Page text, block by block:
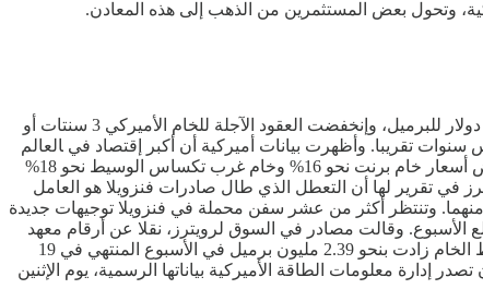
سجلت العقد الآجلة للنفط إنخفاضات طفيفة، يوم أمس الأربعاء. وإنخفضت العقود الآجلة لخام برنت 14 سنتا أو 0.22% لتبلغ عند التسوية 62.24 دولار للبرميل، وإنخفضت العقود ‌الآجلة ​للخام ‌الأميركي 3 ‌سنتات أو
​عندما إنخفضا إلى أدنى مستوياتهما منذ خمس سنوات تقريبا. وأظهرت بيانات أميركية أن أكبر إقتصاد في ‍العالم
نما بأسرع وتيرة في عامين خلال الربع الثالث بفضل الإنفاق الإستهلاكي القوي والإنتعاش الكبير في الصادرات. ومع ذلك، من المتوقع أن تنخفض أسعار خام برنت نحو 16% وخام غرب تكساس الوسيط ​نحو 18%
وذكرت شركة هايتونج فيوتشرز ​في تقرير لها أن التعطل الذي طال صادرات فنزويلا هو العامل
منهما. وتنتظر أكثر من عشر سفن محملة في فنزويلا توجيهات جديدة
الأسبوع. وقالت مصادر في السوق لرويترز، نقلا عن أرقام معهد
البترول الأميركي، أن مخزونات النفط الخام والبنزين في الولايات المتحدة إرتفعت خلال الأسبوع الماضي. وذكرت المصادر، أن مخزونات النفط الخام زادت بنحو 2.39 مليون برميل في الأسبوع المنتهي في 19
في حين زادت مخزونات نواتج التقطير بنحو 685 ألف برميل. ومن المقرر أن تصدر إدارة معلومات الطاقة الأميركية بياناتها الرسمية، يوم الإثنين